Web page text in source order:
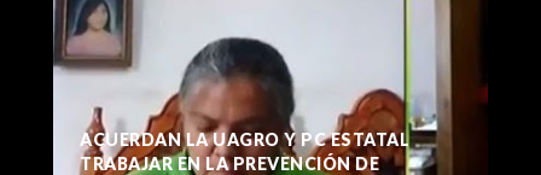
ACUERDAN LA UAGRO Y PC ESTATAL
TRABAJAR EN LA PREVENCIÓN DE